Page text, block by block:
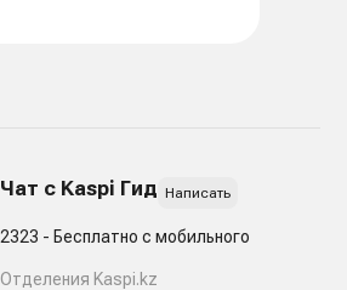
Чат с Kaspi Гид Написать
2323 - Бесплатно с мобильного
Отделения Kaspi.kz